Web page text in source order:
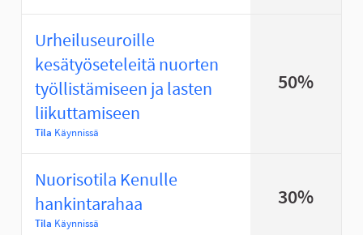
Urheiluseuroille
kesätyöseteleitä nuorten
työllistämiseen ja lasten
liikuttamiseen
Tila Käynnissä
50%
Nuorisotila Kenulle
hankintarahaa
Tila Käynnissä
30%